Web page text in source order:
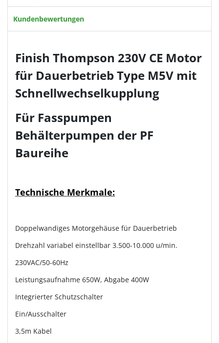
Kundenbewertungen
Finish Thompson 230V CE Motor
für Dauerbetrieb Type M5V mit
Schnellwechselkupplung
Für Fasspumpen
Behälterpumpen der PF
Baureihe
Technische Merkmale:
Doppelwandiges Motorgehäuse für Dauerbetrieb
Drehzahl variabel einstellbar 3.500-10.000 u/min.
230VAC/50-60Hz
Leistungsaufnahme 650W, Abgabe 400W
Integrierter Schutzschalter
Ein/Ausschalter
3,5m Kabel